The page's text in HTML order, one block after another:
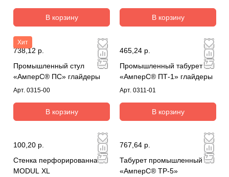
В корзину В корзину
Хит
738,12 р.
Промышленный стул
«АмперС® ПС» глайдеры
Арт. 0315-00
В корзину
465,24 р.
Промышленный табурет
«АмперС® ПТ-1» глайдеры
Арт. 0311-01
В корзину
100,20 р.
Стенка перфорированная
MODUL XL
767,64 р.
Табурет промышленный
«АмперС® ТР-5»